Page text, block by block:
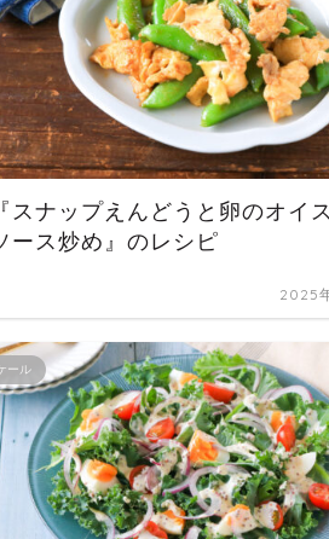
『スナップえんどうと卵のオイ
ース炒め』のレシピ
2025
ール